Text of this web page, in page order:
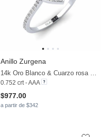
Anillo Zurgena
14k Oro Blanco & Cuarzo rosa & Moissanita
0.752 crt - AAA
$977.00
a partir de $342